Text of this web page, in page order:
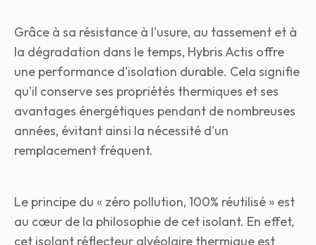
Grâce à sa résistance à l'usure, au tassement et à
la dégradation dans le temps, Hybris Actis offre
une performance d'isolation durable. Cela signifie
qu'il conserve ses propriétés thermiques et ses
avantages énergétiques pendant de nombreuses
années, évitant ainsi la nécessité d'un
remplacement fréquent.
Le principe du « zéro pollution, 100% réutilisé » est
au cœur de la philosophie de cet isolant. En effet,
cet isolant réflecteur alvéolaire thermique est